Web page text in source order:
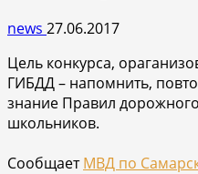
news 27.06.2017
Цель конкурса,
ГИБДД – напомнить,
знание Правил
школьников.
СообщаетМВД по